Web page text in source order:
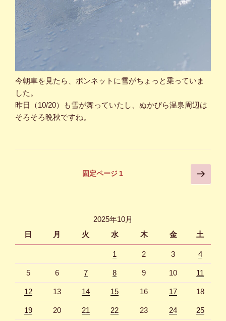
今朝車を見たら、ボンネットに雪がちょっと乗っていま
した。
昨日（10/20）も雪が舞っていたし、ぬかびら温泉周辺は
そろそろ晩秋ですね。
ジ
固定ページ1
次
の
2025年10月
日
月 火 水 木 金 土
1 2 3 4
5 6 7 8 9 10 11
12 13 14 15 16 17 18
19 20 21 22 23 24 25